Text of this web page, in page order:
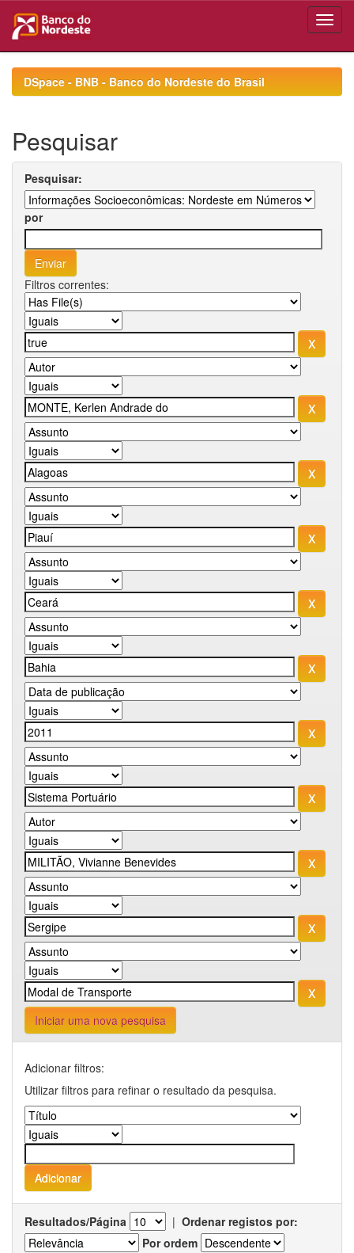
navigationDSpace - BNB - Banco do Nordeste do Brasil
Pesquisar
Pesquisar:
por
Filtros correntes:
Iniciar uma nova pesquisa
Adicionar filtros:
Utilizar filtros para refinar o resultado da pesquisa.
Resultados/Página | Ordenar registos por:
Por ordem